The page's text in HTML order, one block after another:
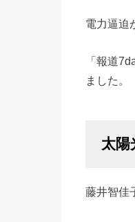
電力逼迫
「報道
ました。
太陽
藤井智佳